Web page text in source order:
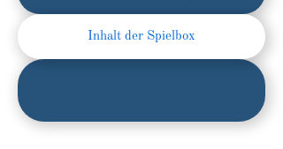
Inhalt der Spielbox